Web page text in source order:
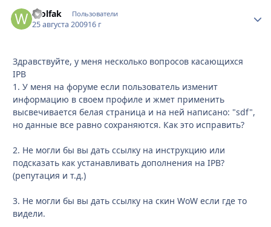
Wolfak Пользователи
25 августа 200916 г
Здравствуйте, у меня несколько вопросов касающихся
IPB
1. У меня на форуме если пользователь изменит
информацию в своем профиле и жмет применить
высвечивается белая страница и на ней написано: "sdf",
но данные все равно сохраняются. Как это исправить?
2. Не могли бы вы дать ссылку на инструкцию или
подсказать как устанавливать дополнения на IPB?
(репутация и т.д.)
3. Не могли бы вы дать ссылку на скин WoW если где то
видели.